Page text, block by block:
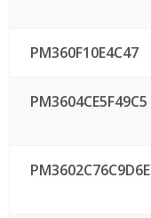
PM360F10E4C47
PM3604CE5F49C5
PM3602C76C9D6E